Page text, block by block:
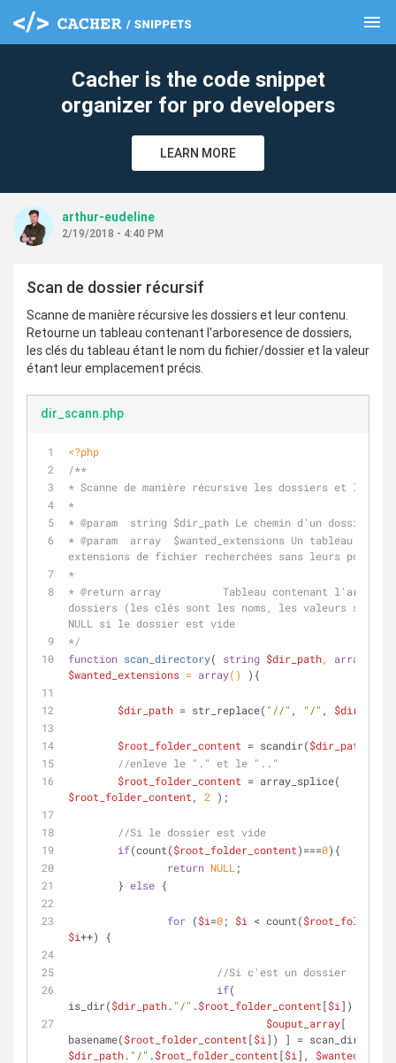
menu
Cacher is the code snippet
organizer for pro developers
LEARN MORE
arthur-eudeline
2/19/2018 - 4:40 PM
Scan de dossier récursif
Scanne de manière récursive les dossiers et leur contenu.
Retourne un tableau contenant l'arboresence de dossiers,
les clés du tableau étant le nom du fichier/dossier et la valeur
étant leur emplacement précis.
dir_scann.php
<?php
/**
* Scanne de manière récursive les dossiers et leur
*
* @param
  string $dir_path Le chemin d'un dossier
* @param
array  $wanted_extensions Un tableau
extensions de fichier recherchées sans leurs points.
*
* @return array          Tableau contenant
dossiers (les clés sont les noms, les valeurs sont
NULL si le dossier est vide
*/
function scan_directory( string $dir_path, array
$wanted_extensions = array( ) ) {
$dir_path = str_replace( "//" , "/" , $dir_path
$root_folder_content = scandir($dir_path
//enleve le "." et le ".."
$root_folder_content
$root_folder_content , 2 );
//Si le dossier est vide
if(count($root_folder_content)===0){
return NULL ;
	}
else {
for ($i=0; $i < count(
$i++) {
//Si c'est un dossier
if(
is_dir($dir_path. "/" .$root_folder_content[$i ]) ===
$ouput_array[
basename($root_folder_content[$i
$dir_path. "/" .$root_folder_content[$i ],
clear